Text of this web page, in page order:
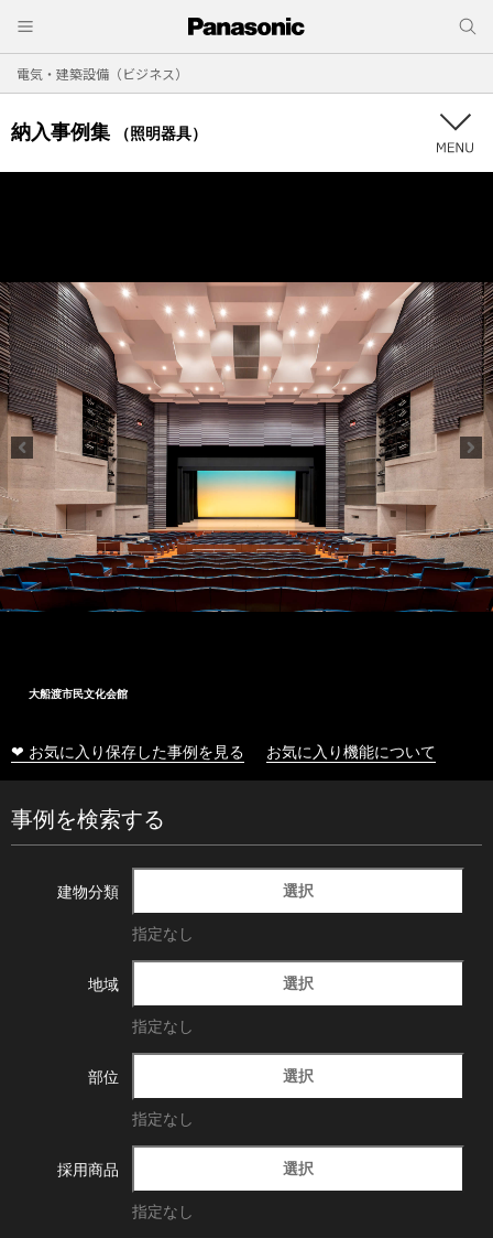
電気・建築設備（ビジネス）
納入事例集 （照明器具）
大船渡市民文化会館
❤ お気に入り保存した事例を見る お気に入り機能について
事例を検索する
建物分類 選択
指定なし
地域 選択
指定なし
部位 選択
指定なし
採用商品 選択
指定なし